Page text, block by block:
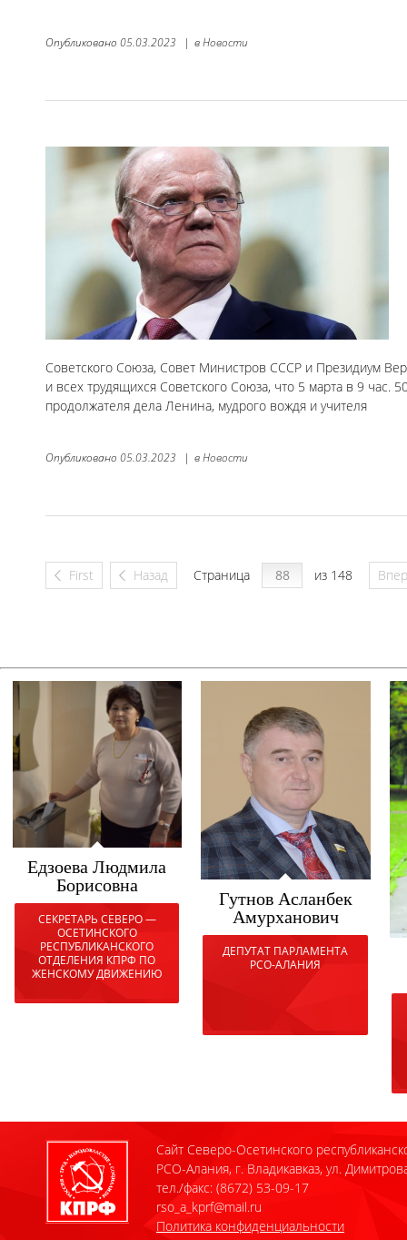
Опубликовано 05.03.2023 | вНовости
Советского Союза, Совет Министров СССР и Президиум
и всех трудящихся Советского Союза, что 5 марта в 9 час.
продолжателя дела Ленина, мудрого вождя и учителя
Опубликовано 05.03.2023 | вНовости
First Назад Страница из 148
Едзоева Людмила
Борисовна
СЕКРЕТАРЬ СЕВЕРО —
ОСЕТИНСКОГО
РЕСПУБЛИКАНСКОГО
ОТДЕЛЕНИЯ КПРФ ПО
ЖЕНСКОМУ ДВИЖЕНИЮ
Гутнов Асланбек
Амурханович
ДЕПУТАТ ПАРЛАМЕНТА
РСО-АЛАНИЯ
Сайт Северо-Осетинского
РСО-Алания, г. Владикавказ, ул.
тел./факс: (8672) 53-09-17
rso_a_kprf@mail.ru
Политика конфиденциальности